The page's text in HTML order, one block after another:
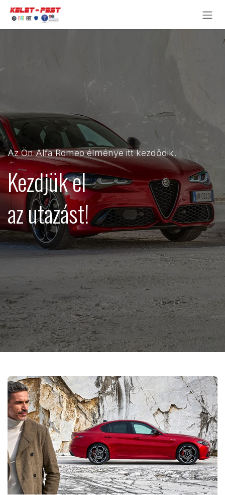
Kihagyás és továbblépés a tartalomhoz
Az Ön Alfa Romeo élménye itt kezdődik.
Kezdjük el
az utazást!